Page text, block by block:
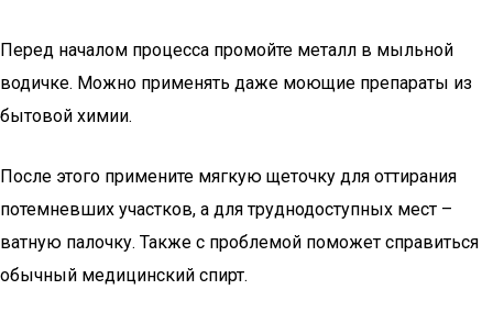
Перед началом процесса промойте металл в мыльной
водичке. Можно применять даже моющие препараты из
бытовой химии.
После этого примените мягкую щеточку для оттирания
потемневших участков, а для труднодоступных мест –
ватную палочку. Также с проблемой поможет справиться
обычный медицинский спирт.